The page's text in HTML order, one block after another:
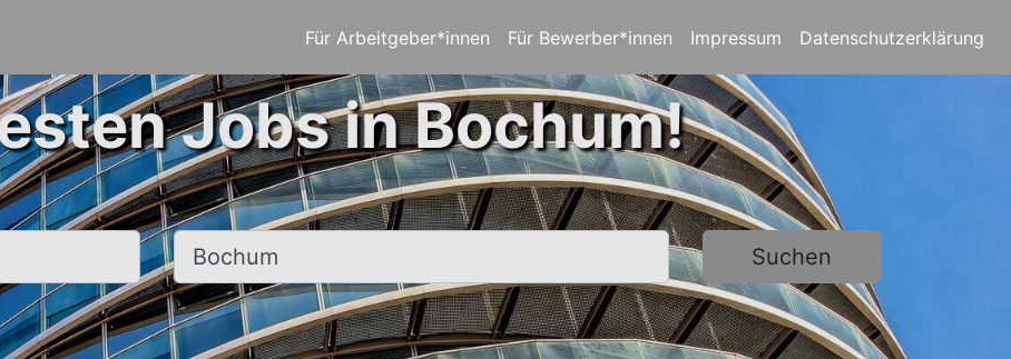
Für Arbeitgeber*innen Für Bewerber*innen Impressum Datenschutzerklärung
Jobs in Bochum!
Ort, Stadt Suchen